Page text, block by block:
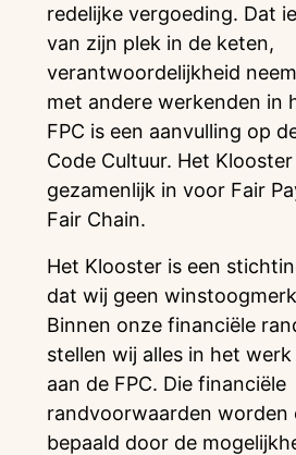
redelijke vergoeding. Dat
van zijn plek in de keten,
verantwoordelijkheid
met andere werkenden in
FPC is een aanvulling op
Code Cultuur. Het
gezamenlijk in voor Fair
Fair Chain.
Het Klooster is een
dat wij geen
Binnen onze financiële
stellen wij alles in het
aan de FPC. Die financiële
randvoorwaarden worden
bepaald door de